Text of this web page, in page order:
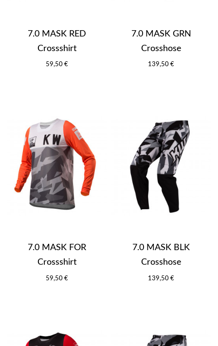
7.0 MASK RED
Crossshirt
59,50 €
7.0 MASK GRN
Crosshose
139,50 €
7.0 MASK FOR
Crossshirt
59,50 €
7.0 MASK BLK
Crosshose
139,50 €